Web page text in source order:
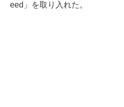
eed」を取り入れた。